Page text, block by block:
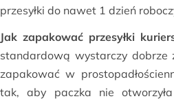
przesyłki do nawet 1 dzień
Jak zapakować przesyłki
standardową wystarczy dobrze
zapakować w
tak, aby paczka nie